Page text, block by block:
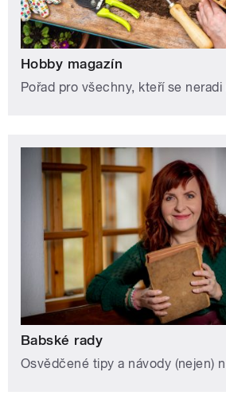
Hobby magazín
Pořad pro všechny, kteří se neradi
Babské rady
Osvědčené tipy a návody (nejen)